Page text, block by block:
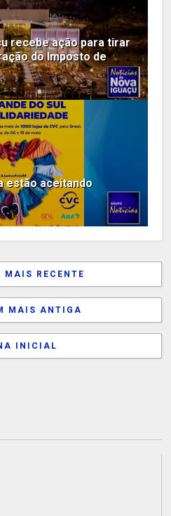
recebe ação para tirar
do Imposto de
estão aceitando
MAIS RECENTE
MAIS ANTIGA
INICIAL